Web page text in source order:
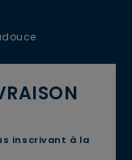
inscrivant à la